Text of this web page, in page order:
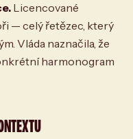
Licencované
— celý řetězec, který
Vláda naznačila, že
harmonogram